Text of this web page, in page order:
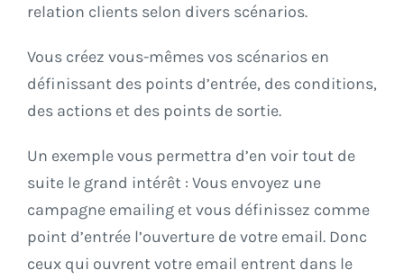
relation clients selon divers scénarios.
Vous créez vous-mêmes vos scénarios en
définissant des points d’entrée, des conditions,
des actions et des points de sortie.
Un exemple vous permettra d’en voir tout de
suite le grand intérêt : Vous envoyez une
campagne emailing et vous définissez comme
point d’entrée l’ouverture de votre email. Donc
ceux qui ouvrent votre email entrent dans le